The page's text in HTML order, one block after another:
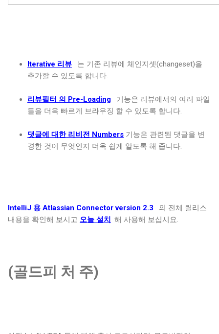
Iterative 리뷰
는 기존 리뷰에 체인지셋(changeset)을
추가할 수 있도록 합니다.
리뷰필터 의 Pre-Loading
기능은 리뷰에서의 여러 파일
들을 더욱 빠르게 브라우징 할 수 있도록 합니다.
댓글에 대한 리비전 Numbers 기능은 관련된 댓글을 변
경한 것이 무엇인지 더욱 쉽게 알도록 해 줍니다.
IntelliJ 용 Atlassian Connector version 2.3
의 전체 릴리스
내용을 확인해 보시고 오늘 설치 해 사용해 보십시요.
(골드피 처 주)